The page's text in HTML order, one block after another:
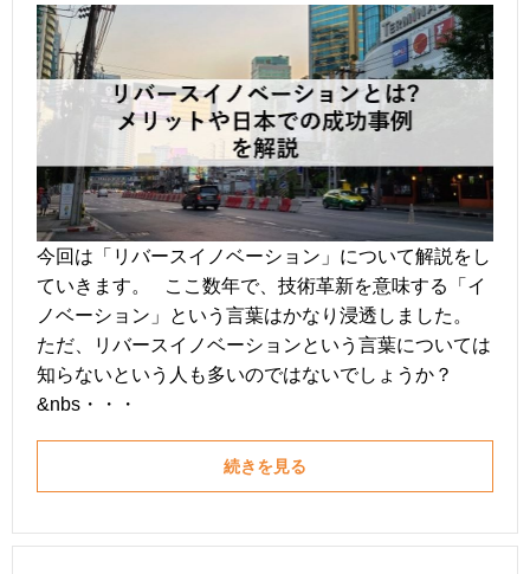
今回は「リバースイノベーション」について解説をし
ていきます。 ここ数年で、技術革新を意味する「イ
ノベーション」という言葉はかなり浸透しました。
ただ、リバースイノベーションという言葉については
知らないという人も多いのではないでしょうか？
&nbs・・・
続きを見る